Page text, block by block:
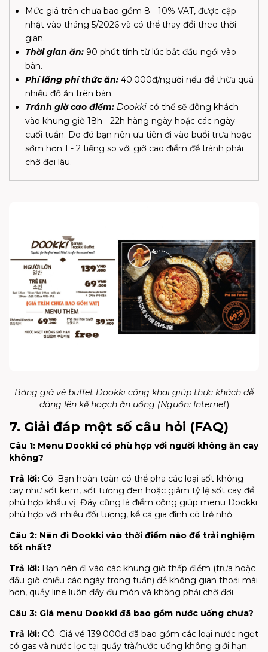
Mức giá trên chưa bao gồm 8 - 10% VAT, được cập
nhật vào tháng 5/2026 và có thể thay đổi theo thời
gian.
Thời gian ăn: 90 phút tính từ lúc bắt đầu ngồi vào
bàn.
Phí lãng phí thức ăn: 40.000đ/người nếu để thừa quá
nhiều đồ ăn trên bàn.
Tránh giờ cao điểm: Dookki có thể sẽ đông khách
vào khung giờ 18h - 22h hàng ngày hoặc các ngày
cuối tuần. Do đó bạn nên ưu tiên đi vào buổi trưa hoặc
sớm hơn 1 - 2 tiếng so với giờ cao điểm để tránh phải
chờ đợi lâu.
Bảng giá vé buffet Dookki công khai giúp thực khách dễ
dàng lên kế hoạch ăn uống (Nguồn: Internet)
7. Giải đáp một số câu hỏi (FAQ)
Câu 1: Menu Dookki có phù hợp với người không ăn cay
không?
Trả lời: Có. Bạn hoàn toàn có thể pha các loại sốt không
cay như sốt kem, sốt tương đen hoặc giảm tỷ lệ sốt cay để
phù hợp khẩu vị. Đây cũng là điểm cộng giúp menu Dookki
phù hợp với nhiều đối tượng, kể cả gia đình có trẻ nhỏ.
Câu 2: Nên đi Dookki vào thời điểm nào để trải nghiệm
tốt nhất?
Trả lời: Bạn nên đi vào các khung giờ thấp điểm (trưa hoặc
đầu giờ chiều các ngày trong tuần) để không gian thoải mái
hơn, quầy line luôn đầy đủ món và không phải chờ đợi.
Câu 3: Giá menu Dookki đã bao gồm nước uống chưa?
Trả lời: CÓ. Giá vé 139.000đ đã bao gồm các loại nước ngọt
có gas và nước lọc tại quầy trà/nước uống không giới hạn.